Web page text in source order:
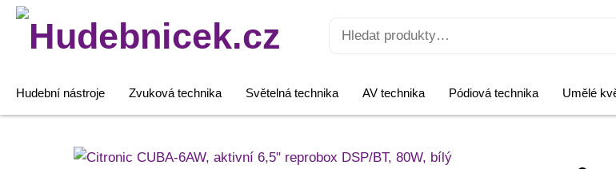
Hledat:
Hudební nástroje Zvuková technika Světelná technika AV technika Pódiová technika Umělé
Citronic